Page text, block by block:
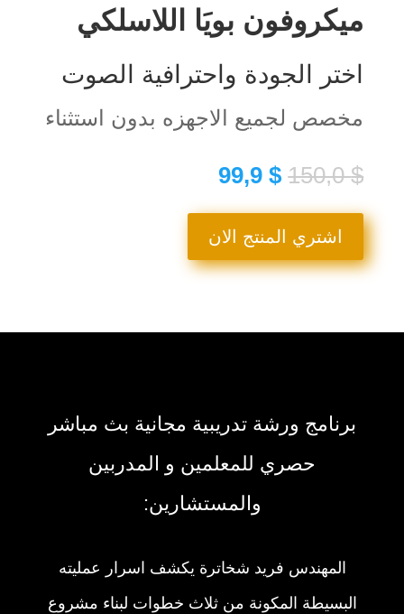
ميكروفون بويَا اللاسلكي
اختر الجودة واحترافية الصوت
مخصص لجميع الاجهزه بدون استثناء
150,0$ السعر
الأصلي
هو:
150,0 $.
99,9$ السعر
هو:
99,9 $.اشتري المنتج الان
برنامج ورشة تدريبية مجانية بث مباشر
حصري للمعلمين و المدربين
والمستشارين:
المهندس فريد شخاترة يكشف اسرار عمليته
البسيطة المكونة من ثلاث خطوات لبناء مشروع